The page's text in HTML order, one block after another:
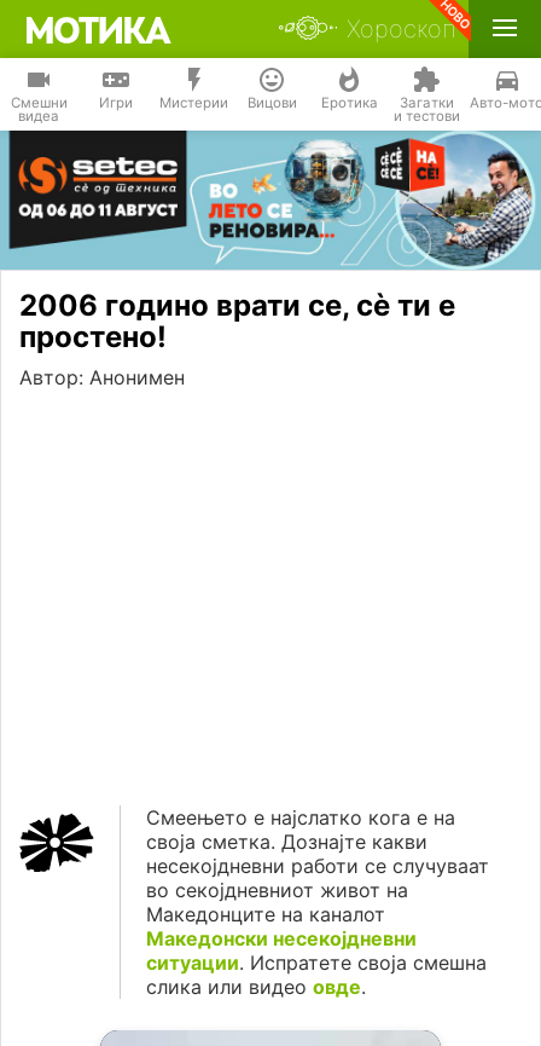
Хороскоп
Смешни
видеа
Игри Мистерии Вицови Еротика Загатки
и тестови
Авто-
2006 годино врати се, сѐ ти е
простено!
Автор: Анонимен
Смеењето е најслатко кога е на
своја сметка. Дознајте какви
несекојдневни работи се случуваат
во секојдневниот живот на
Македонците на каналот
Македонски несекојдневни
ситуации. Испратете своја смешна
слика или видео овде.